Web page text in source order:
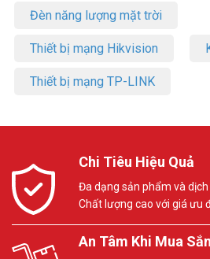
Đèn năng lượng mặt trời
Thiết bị mạng Hikvision
Thiết bị mạng TP-LINK
Chi Tiêu Hiệu Quả
Đa dạng sản phẩm và dịch
Chất lượng cao với giá ưu
An Tâm Khi Mua